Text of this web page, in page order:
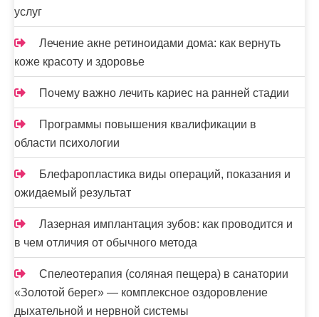
услуг
Лечение акне ретиноидами дома: как вернуть
коже красоту и здоровье
Почему важно лечить кариес на ранней стадии
Программы повышения квалификации в
области психологии
Блефаропластика виды операций, показания и
ожидаемый результат
Лазерная имплантация зубов: как проводится и
в чем отличия от обычного метода
Спелеотерапия (соляная пещера) в санатории
«Золотой берег» — комплексное оздоровление
дыхательной и нервной системы